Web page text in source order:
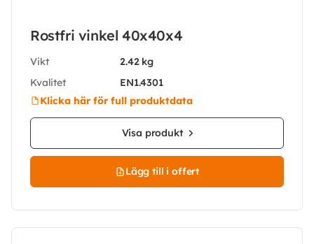
Rostfri vinkel 40x40x4
Vikt
2.42 kg
Kvalitet
EN1.4301
Klicka här för full produktdata
Visa produkt
Lägg till i offert